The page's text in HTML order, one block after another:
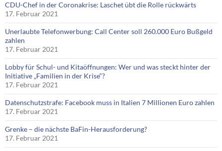
CDU-Chef in der Coronakrise: Laschet übt die Rolle rückwärts
17. Februar 2021
Unerlaubte Telefonwerbung: Call Center soll 260.000 Euro Bußgeld
zahlen
17. Februar 2021
Lobby für Schul- und Kitaöffnungen: Wer und was steckt hinter der
Initiative „Familien in der Krise“?
17. Februar 2021
Datenschutzstrafe: Facebook muss in Italien 7 Millionen Euro zahlen
17. Februar 2021
Grenke – die nächste BaFin-Herausforderung?
17. Februar 2021